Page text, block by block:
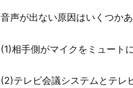
音声が出ない原因はいくつか
(1)相手側がマイクをミュート
(2)テレビ会議システムとテレ